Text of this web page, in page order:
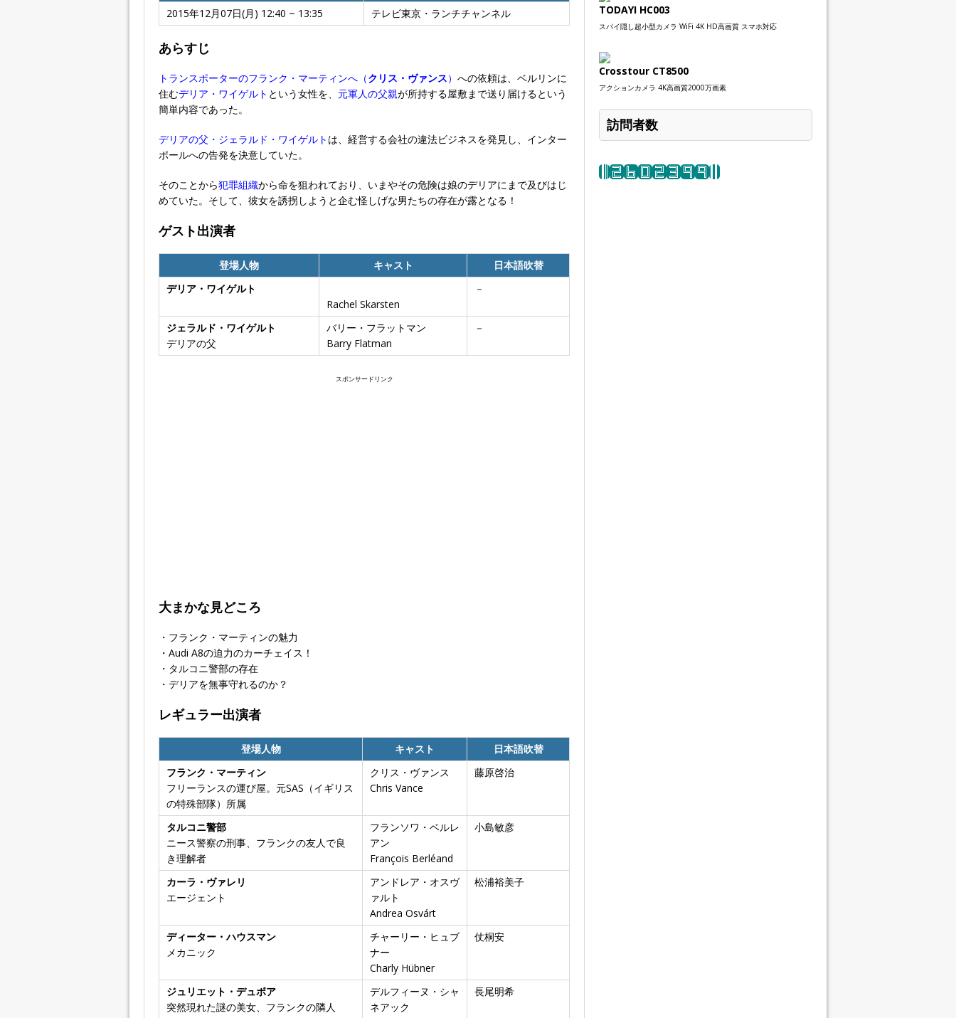
2015年12月07日(月) 12:40 ~ 13:35
テレビ東京・ランチチャンネル
あらすじ
トランスポーターのフランク・マーティンへ（クリス・ヴァンス） への依頼は、ベルリンに
住むデリア・ワイゲルト という女性を、 元軍人の父親が所持する屋敷まで送り届けるという
簡単内容であった。
デリアの父・ジェラルド・ワイゲルト は、経営する会社の違法ビジネスを発見し、インター
ポールへの告発を決意していた。
そのことから犯罪組織から命を狙われており、いまやその危険は娘のデリアにまで及びはじ
めていた。そして、彼女を誘拐しようと企む怪しげな男たちの存在が露となる！
ゲスト出演者
登場人物 キャスト
日本語吹替
デリア・ワイゲルト
Rachel Skarsten
－
ジェラルド・ワイゲルト
デリアの父
バリー・フラットマン
Barry Flatman
－
スポンサードリンク
大まかな見どころ
・フランク・マーティンの魅力
・Audi A8の迫力のカーチェイス！
・タルコニ警部の存在
・デリアを無事守れるのか？
レギュラー出演者
登場人物 キャスト
日本語吹替
フランク・マーティン
フリーランスの運び屋。元SAS（イギリス
の特殊部隊）所属
クリス・ヴァンス
Chris Vance
藤原啓治
タルコニ警部
ニース警察の刑事、フランクの友人で良
き理解者
フランソワ・ベルレ
アン
François Berléand
小島敏彦
カーラ・ヴァレリ
エージェント
アンドレア・オスヴ
ァルト
Andrea Osvárt
松浦裕美子
ディーター・ハウスマン
メカニック
チャーリー・ヒュブ
ナー
Charly Hübner
仗桐安
ジュリエット・デュボア
突然現れた謎の美女、フランクの隣人
デルフィーヌ・シャ
ネアック
長尾明希
TODAYI HC003
スパイ隠し超小型カメラ WiFi 4K HD高画質 スマホ対応
Crosstour CT8500
アクションカメラ 4K高画質2000万画素
訪問者数